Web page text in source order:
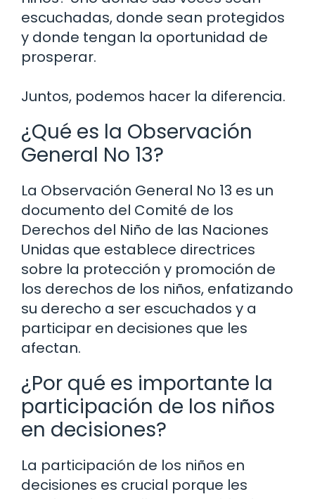
escuchadas, donde sean protegidos
y donde tengan la oportunidad de
prosperar.
Juntos, podemos hacer la diferencia.
¿Qué es la Observación
General No 13?
La Observación General No 13 es un
documento del Comité de los
Derechos del Niño de las Naciones
Unidas que establece directrices
sobre la protección y promoción de
los derechos de los niños, enfatizando
su derecho a ser escuchados y a
participar en decisiones que les
afectan.
¿Por qué es importante la
participación de los niños
en decisiones?
La participación de los niños en
decisiones es crucial porque les